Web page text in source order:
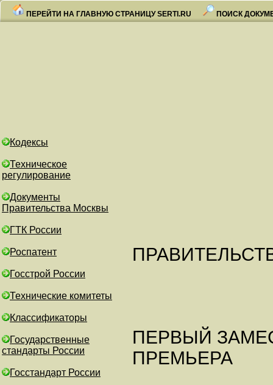
ПЕРЕЙТИ НА ГЛАВНУЮ СТРАНИЦУ SERTI.RU ПОИСК
Кодексы
Техническое
регулирование
Документы
Правительства Москвы
ГТК России
Роспатент
Госстрой России
Технические комитеты
Классификаторы
Государственные
стандарты России
Госстандарт России
ПЕРВЫЙ
ПРЕМЬЕРА